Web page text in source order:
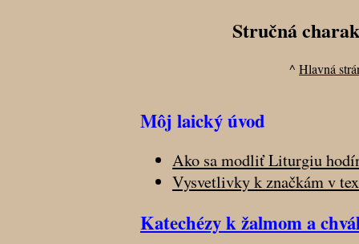
Stručná
^ Hlavná
Môj laický úvod
Ako sa modliť Liturgiu
Vysvetlivky k značkám v
Katechézy k žalmom a